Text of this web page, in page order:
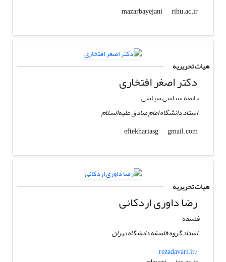
mazarbayejani
rihu.ac.ir
هیات تحریریه
دکتر اصغر افتخاری
جامعه شناسی سیاسی
استاد دانشگاه امام صادق علیه‌السلام
eftekhariasg
gmail.com
هیات تحریریه
رضا داوری اردکانی
فلسفه
استاد گروه فلسفه دانشگاه تهران
rezadavari.ir/